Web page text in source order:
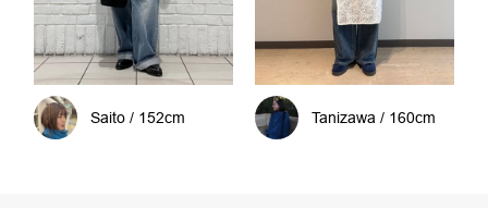
Saito / 152cm Tanizawa / 160cm